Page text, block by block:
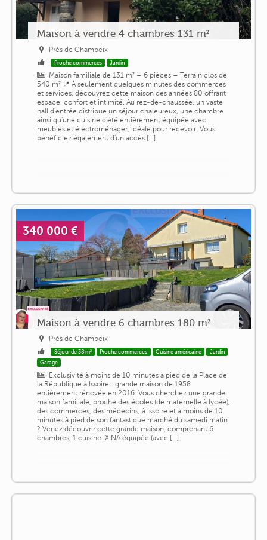
Maison à vendre 4 chambres 131 m²
Près de Champeix
Proche commerces Jardin
Maison familiale de 131 m² – 6 pièces – Terrain clos de
540 m² 📍 À seulement quelques minutes des commerces
et services, découvrez cette maison des années 80 offrant
espace, confort et intimité. Au rez-de-chaussée, un vaste
hall d'entrée distribue un séjour chaleureux, une chambre
ainsi qu'une cuisine d'été entièrement équipée avec
meubles et électroménager, idéale pour recevoir. Vous
bénéficiez également d'un accès [...]
340 000 €
Maison à vendre 6 chambres 180 m²
Près de Champeix
Séjour de 38 m² Proche commerces Cuisine américaine
Jardin
Garage
Exclusivité à moins de 10 minutes à pied de la Place de
la République à Issoire : grande maison de 1958
entièrement rénovée en 2016. Vous cherchez une grande
maison familiale, proche des écoles (de maternelle à lycée),
des commerces, des médecins, à Issoire et à moins de 10
minutes à pied de son fantastique marché du samedi matin
? Venez découvrir cette grande maison, comprenant 6
chambres, 1 cuisine IXINA équipée (avec [...]